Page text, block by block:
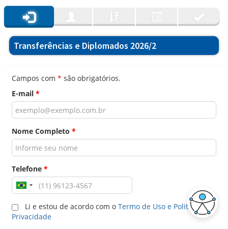
Transferências e Diplomados 2026/2
Campos com * são obrigatórios.
E-mail *
Nome Completo *
Telefone *
Li e estou de acordo com o Termo de Uso e Politica de
Privacidade